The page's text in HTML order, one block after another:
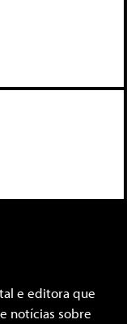
e editora que
notícias sobre